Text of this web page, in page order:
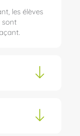
les élèves
sont